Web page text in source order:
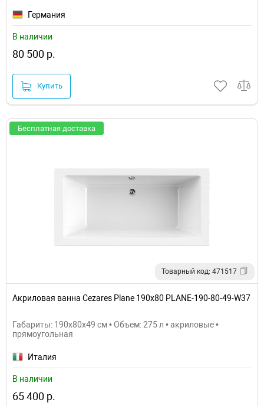
Германия
В наличии
80 500 р.
Купить
Бесплатная доставка
Товарный код: 471517
Акриловая ванна Cezares Plane 190x80 PLANE-190-80-49-W37
Габариты: 190x80x49 см • Объем: 275 л • акриловые •
прямоугольная
Италия
В наличии
65 400 р.